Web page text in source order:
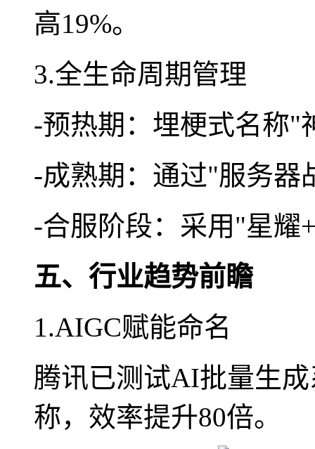
高19%。
3.全生命周期管理
-预热期：埋梗式名称"
-成熟期：通过"服务器
-合服阶段：采用"星耀
五、行业趋势前瞻
1.AIGC赋能命名
腾讯已测试AI批量生
称，效率提升80倍。